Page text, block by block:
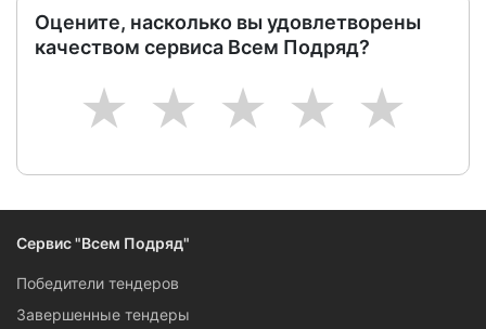
Оцените, насколько вы удовлетворены
качеством сервиса Всем Подряд?
5
4
3
2
1
Сервис "Всем Подряд"
Победители тендеров
Завершенные тендеры